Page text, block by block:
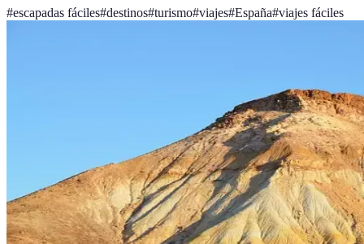
#escapadas fáciles#destinos#turismo#viajes#España#viajes fáciles